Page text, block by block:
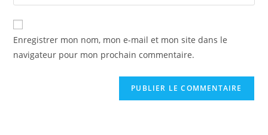
Enregistrer mon nom, mon e-mail et mon site dans le
navigateur pour mon prochain commentaire.